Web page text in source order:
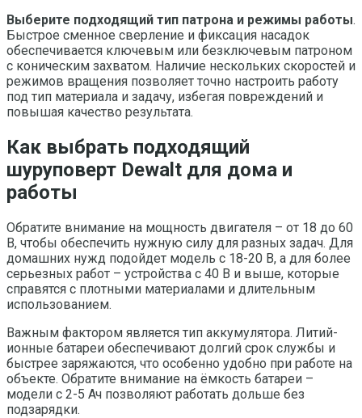
Выберите подходящий тип патрона и режимы работы.
Быстрое сменное сверление и фиксация насадок
обеспечивается ключевым или безключевым патроном
с коническим захватом. Наличие нескольких скоростей и
режимов вращения позволяет точно настроить работу
под тип материала и задачу, избегая повреждений и
повышая качество результата.
Как выбрать подходящий
шуруповерт Dewalt для дома и
работы
Обратите внимание на мощность двигателя – от 18 до 60
В, чтобы обеспечить нужную силу для разных задач. Для
домашних нужд подойдет модель с 18-20 В, а для более
серьезных работ – устройства с 40 В и выше, которые
справятся с плотными материалами и длительным
использованием.
Важным фактором является тип аккумулятора. Литий-
ионные батареи обеспечивают долгий срок службы и
быстрее заряжаются, что особенно удобно при работе на
объекте. Обратите внимание на ёмкость батареи –
модели с 2-5 Ач позволяют работать дольше без
подзарядки.